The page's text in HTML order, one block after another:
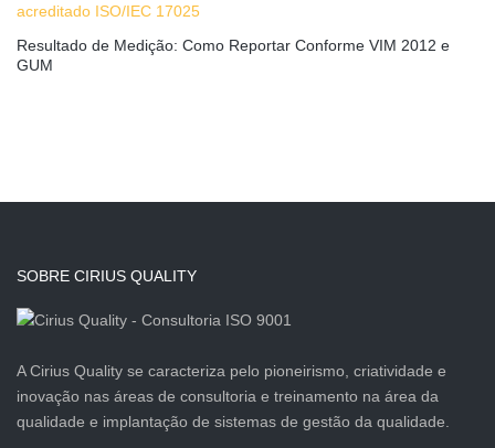
Resultado de Medição: Como Reportar Conforme VIM 2012 e
GUM
SOBRE CIRIUS QUALITY
A Cirius Quality se caracteriza pelo pioneirismo, criatividade e
inovação nas áreas de consultoria e treinamento na área da
qualidade e implantação de sistemas de gestão da qualidade.